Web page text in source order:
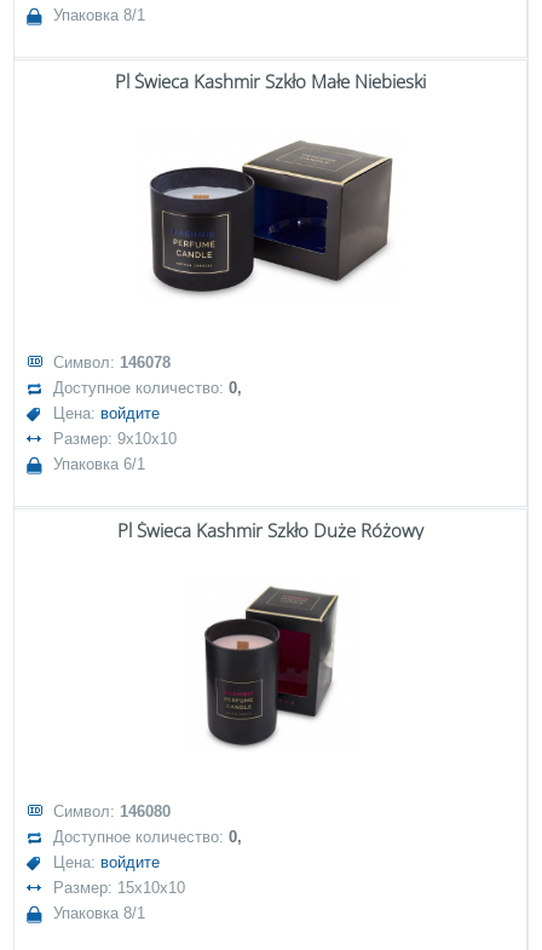
Упаковка 8/1
Pl Świeca Kashmir Szkło Małe Niebieski
Символ: 146078
Доступное количество:0,
Цена: войдите
Размер: 9x10x10
Упаковка 6/1
Pl Świeca Kashmir Szkło Duże Różowy
Символ: 146080
Доступное количество:0,
Цена: войдите
Размер: 15x10x10
Упаковка 8/1